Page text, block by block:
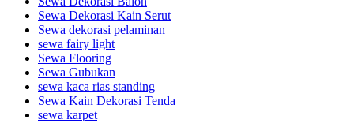
Sewa Dekorasi Kain Serut
Sewa dekorasi pelaminan
sewa fairy light
Sewa Flooring
Sewa Gubukan
sewa kaca rias standing
Sewa Kain Dekorasi Tenda
sewa karpet